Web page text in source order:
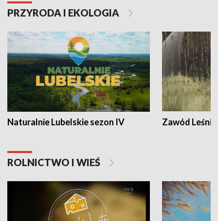
PRZYRODA I EKOLOGIA
Naturalnie Lubelskie sezon IV Zawód Leśnik
ROLNICTWO I WIEŚ